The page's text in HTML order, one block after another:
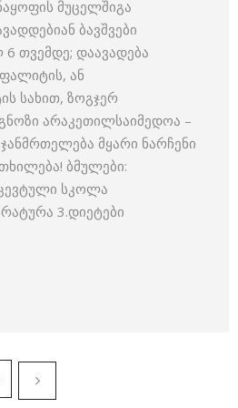
მუცელშიგა
ბავშვები
თვემდე; დაავადება
ან
სახით, ზოგჯერ
არაკეთილსაიმედოა –
მყარი ნარჩენი
ბმულები:
სკოლა
3.დიეტები